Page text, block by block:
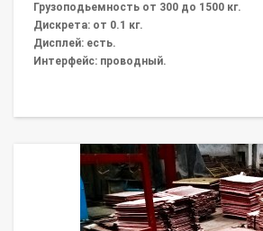
Грузоподьемность от 300 до 1500 кг.
Дискрета: от 0.1 кг.
Дисплей: есть.
Интерфейс: проводный.